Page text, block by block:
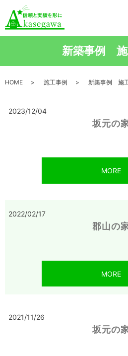
新築事例 施
HOME 施工事例 新築事例 施
2023/12/04
坂元の
MORE
2022/02/17
郡山の
MORE
2021/11/26
坂元の